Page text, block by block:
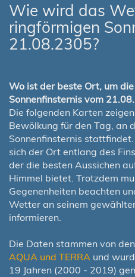
Wie wird das
ringförmigen
21.08.2305?
Wo ist der beste Ort, um
Sonnenfinsternis vom
Die folgenden Karten
Bewölkung für den Tag, an
Sonnenfinsternis
sich der Ort entlang des
der die besten Aussichen
Himmel bietet. Trotzdem
Gegenenheiten beachten
Wetter an seinem
informieren.
Die Daten stammen von
AQUA und TERRA und
19 Jahren (2000 - 2019)